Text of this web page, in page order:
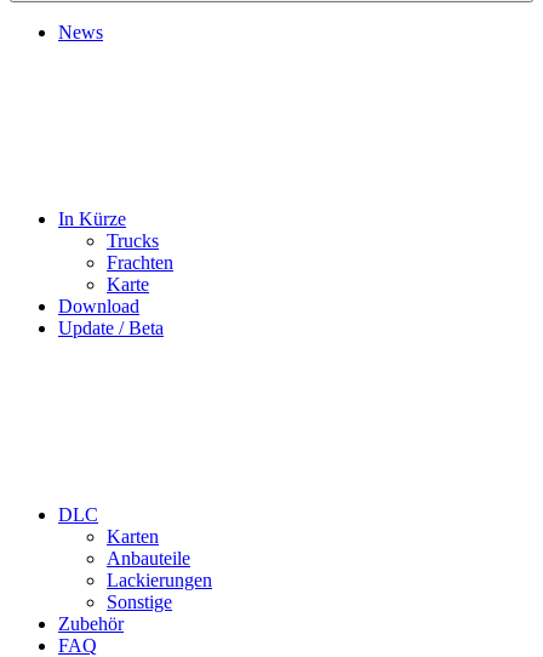
News
In Kürze
Trucks
Frachten
Karte
Download
Update / Beta
DLC
Karten
Anbauteile
Lackierungen
Sonstige
Zubehör
FAQ